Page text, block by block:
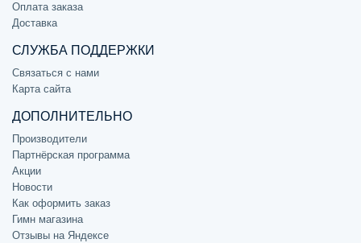
Оплата заказа
Доставка
СЛУЖБА ПОДДЕРЖКИ
Связаться с нами
Карта сайта
ДОПОЛНИТЕЛЬНО
Производители
Партнёрская программа
Акции
Новости
Как оформить заказ
Гимн магазина
Отзывы на Яндексе